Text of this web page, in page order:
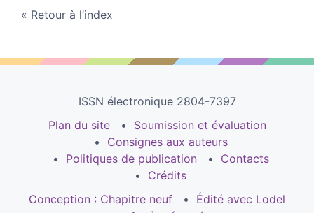
Retour à l’index
ISSN électronique 2804-7397
Plan du site
Soumission et évaluation
Consignes aux auteurs
Politiques de publication
Contacts
Crédits
Conception : Chapitre neuf
Édité avec Lodel